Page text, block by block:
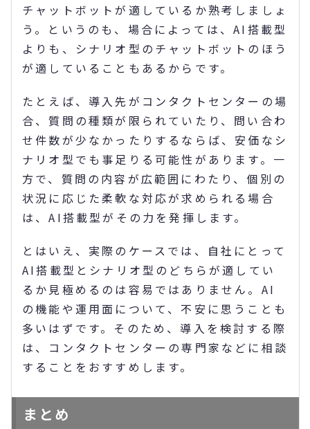
チャットボットが適しているか熟考しましょ
う。というのも、場合によっては、AI搭載型
よりも、シナリオ型のチャットボットのほう
が適していることもあるからです。
たとえば、導入先がコンタクトセンターの場
合、質問の種類が限られていたり、問い合わ
せ件数が少なかったりするならば、安価なシ
ナリオ型でも事足りる可能性があります。一
方で、質問の内容が広範囲にわたり、個別の
状況に応じた柔軟な対応が求められる場合
は、AI搭載型がその力を発揮します。
とはいえ、実際のケースでは、自社にとって
AI搭載型とシナリオ型のどちらが適してい
るか見極めるのは容易ではありません。AI
の機能や運用面について、不安に思うことも
多いはずです。そのため、導入を検討する際
は、コンタクトセンターの専門家などに相談
することをおすすめします。
まとめ